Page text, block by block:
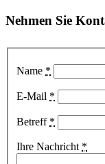
Nehmen Sie
Name *
E-Mail *
Betreff *
Ihre Nachricht *